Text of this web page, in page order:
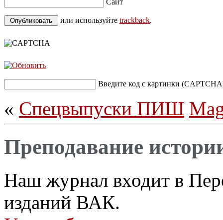
Сайт
или используйте trackback.
Введите код с картинки
« Спецвыпуски ПИШ
Преподавание
Наш журнал входит в
изданий ВАК.